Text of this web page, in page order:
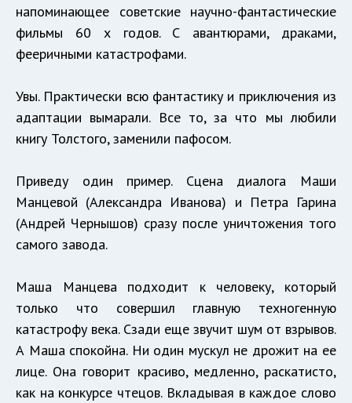
напоминающее советские научно-фантастические
фильмы 60 х годов. С авантюрами, драками,
фееричными катастрофами.
Увы. Практически всю фантастику и приключения из
адаптации вымарали. Все то, за что мы любили
книгу Толстого, заменили пафосом.
Приведу один пример. Сцена диалога Маши
Манцевой (Александра Иванова) и Петра Гарина
(Андрей Чернышов) сразу после уничтожения того
самого завода.
Маша Манцева подходит к человеку, который
только что совершил главную техногенную
катастрофу века. Сзади еще звучит шум от взрывов.
А Маша спокойна. Ни один мускул не дрожит на ее
лице. Она говорит красиво, медленно, раскатисто,
как на конкурсе чтецов. Вкладывая в каждое слово